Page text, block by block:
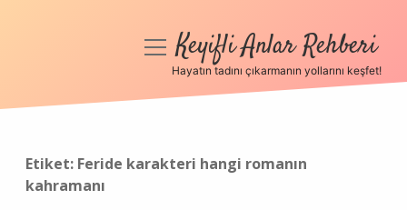
Anasayfa
Yasal Uyarı
menüyüKeyifli Anlar Rehberi
Hayatın tadını çıkarmanın yollarını keşfet!
Etiket: Feride karakteri hangi romanın
kahramanı